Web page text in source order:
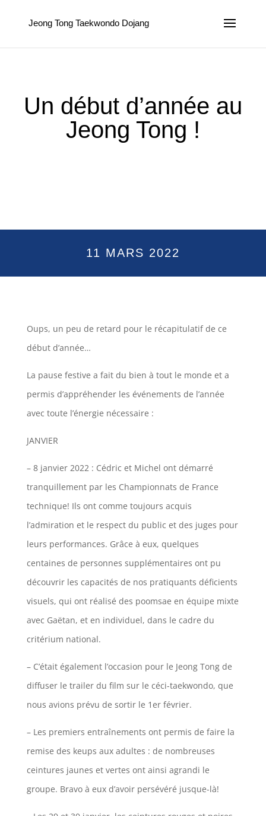
Jeong Tong Taekwondo Dojang
Un début d’année au
Jeong Tong !
11 MARS 2022
Oups, un peu de retard pour le récapitulatif de ce
début d’année…
La pause festive a fait du bien à tout le monde et a
permis d’appréhender les événements de l’année
avec toute l’énergie nécessaire :
JANVIER
– 8 janvier 2022 : Cédric et Michel ont démarré
tranquillement par les Championnats de France
technique! Ils ont comme toujours acquis
l’admiration et le respect du public et des juges pour
leurs performances. Grâce à eux, quelques
centaines de personnes supplémentaires ont pu
découvrir les capacités de nos pratiquants déficients
visuels, qui ont réalisé des poomsae en équipe mixte
avec Gaëtan, et en individuel, dans le cadre du
critérium national.
– C’était également l’occasion pour le Jeong Tong de
diffuser le trailer du film sur le céci-taekwondo, que
nous avions prévu de sortir le 1er février.
– Les premiers entraînements ont permis de faire la
remise des keups aux adultes : de nombreuses
ceintures jaunes et vertes ont ainsi agrandi le
groupe. Bravo à eux d’avoir persévéré jusque-là!